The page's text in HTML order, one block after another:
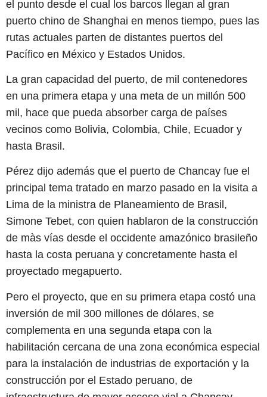
el punto desde el cual los barcos llegan al gran
puerto chino de Shanghai en menos tiempo, pues las
rutas actuales parten de distantes puertos del
Pacífico en México y Estados Unidos.
La gran capacidad del puerto, de mil contenedores
en una primera etapa y una meta de un millón 500
mil, hace que pueda absorber carga de países
vecinos como Bolivia, Colombia, Chile, Ecuador y
hasta Brasil.
Pérez dijo además que el puerto de Chancay fue el
principal tema tratado en marzo pasado en la visita a
Lima de la ministra de Planeamiento de Brasil,
Simone Tebet, con quien hablaron de la construcción
de màs vías desde el occidente amazónico brasileño
hasta la costa peruana y concretamente hasta el
proyectado megapuerto.
Pero el proyecto, que en su primera etapa costó una
inversión de mil 300 millones de dólares, se
complementa en una segunda etapa con la
habilitación cercana de una zona económica especial
para la instalación de industrias de exportación y la
construcción por el Estado peruano, de